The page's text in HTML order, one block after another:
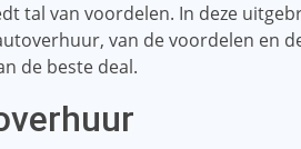
tal van voordelen. In deze
van de voordelen en
de beste deal.